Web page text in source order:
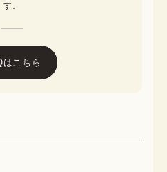
す。
はこちら